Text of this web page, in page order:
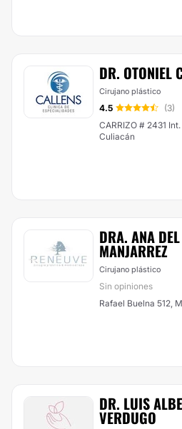
DR. OTONIEL
Cirujano plástico
4.5
(3)
CARRIZO # 2431
Culiacán
DRA. ANA
MANJARREZ
Cirujano plástico
Sin opiniones
Rafael Buelna 512,
DR. LUIS
VERDUGO